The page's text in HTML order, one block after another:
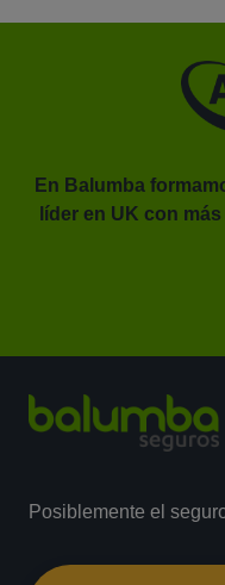
En Balumba
líder en UK con
Posiblemente el